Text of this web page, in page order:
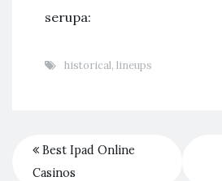
serupa:
historical, lineups
Best Ipad Online
Casinos